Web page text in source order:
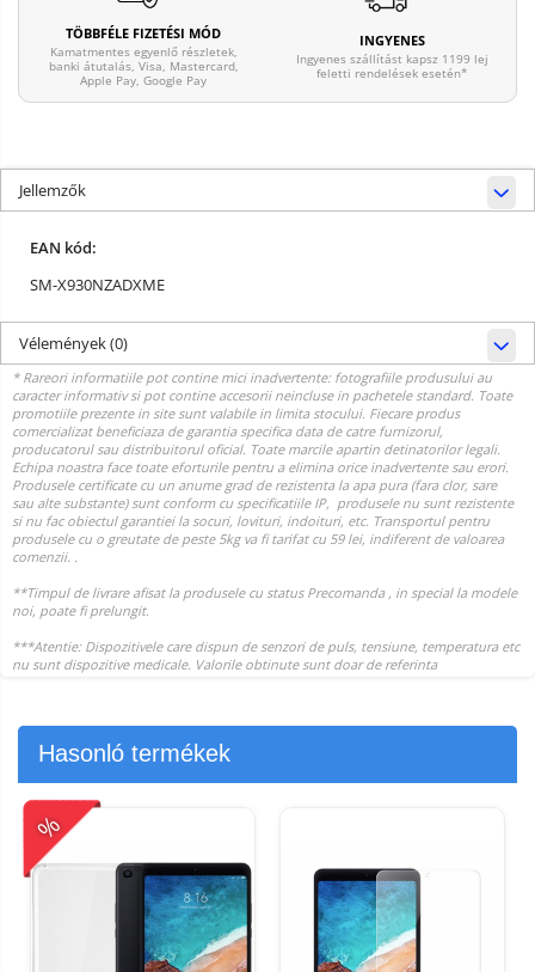
TÖBBFÉLE FIZETÉSI MÓD
Kamatmentes egyenlő részletek,
banki átutalás, Visa, Mastercard,
Apple Pay, Google Pay
INGYENES
Ingyenes szállítást kapsz 1199 lej
feletti rendelések esetén*
Jellemzők
EAN kód:
SM-X930NZADXME
Vélemények(0)
Hasonló termékek
%